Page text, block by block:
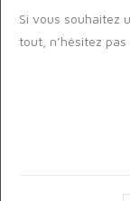
Si vous souhaitez
tout, n’hésitez